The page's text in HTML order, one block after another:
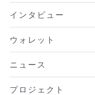
インタビュー
ウォレット
ニュース
プロジェクト